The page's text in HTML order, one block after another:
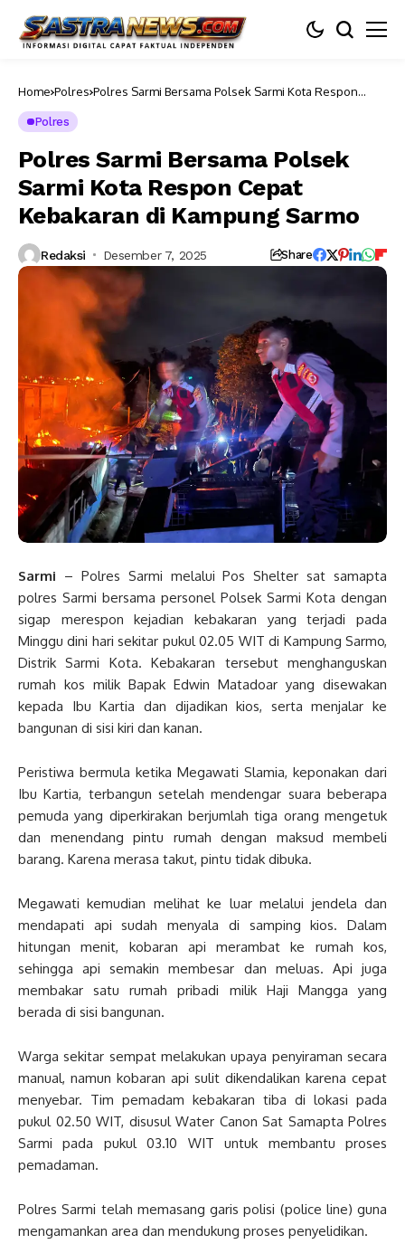
Home Polres Polres Sarmi Bersama Polsek Sarmi Kota Respon
Polres
Polres Sarmi Bersama Polsek
Sarmi Kota Respon Cepat
Kebakaran di Kampung Sarmo
Redaksi Desember 7, 2025 Share
Sarmi – Polres Sarmi melalui Pos Shelter sat samapta
polres Sarmi bersama personel Polsek Sarmi Kota dengan
sigap merespon kejadian kebakaran yang terjadi pada
Minggu dini hari sekitar pukul 02.05 WIT di Kampung Sarmo,
Distrik Sarmi Kota. Kebakaran tersebut menghanguskan
rumah kos milik Bapak Edwin Matadoar yang disewakan
kepada Ibu Kartia dan dijadikan kios, serta menjalar ke
bangunan di sisi kiri dan kanan.
Peristiwa bermula ketika Megawati Slamia, keponakan dari
Ibu Kartia, terbangun setelah mendengar suara beberapa
pemuda yang diperkirakan berjumlah tiga orang mengetuk
dan menendang pintu rumah dengan maksud membeli
barang. Karena merasa takut, pintu tidak dibuka.
Megawati kemudian melihat ke luar melalui jendela dan
mendapati api sudah menyala di samping kios. Dalam
hitungan menit, kobaran api merambat ke rumah kos,
sehingga api semakin membesar dan meluas. Api juga
membakar satu rumah pribadi milik Haji Mangga yang
berada di sisi bangunan.
Warga sekitar sempat melakukan upaya penyiraman secara
manual, namun kobaran api sulit dikendalikan karena cepat
menyebar. Tim pemadam kebakaran tiba di lokasi pada
pukul 02.50 WIT, disusul Water Canon Sat Samapta Polres
Sarmi pada pukul 03.10 WIT untuk membantu proses
pemadaman.
Polres Sarmi telah memasang garis polisi (police line) guna
mengamankan area dan mendukung proses penyelidikan.